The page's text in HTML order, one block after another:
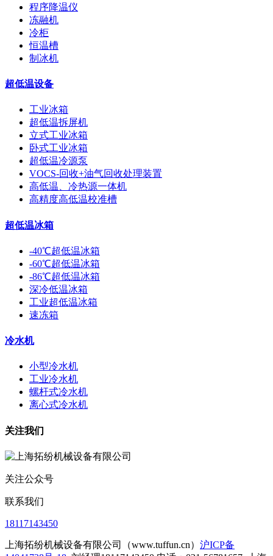
程序降温仪
冻融机
冷柜
恒温槽
制冰机
超低温设备
工业冰箱
超低温拆屏机
立式工业冰箱
卧式工业冰箱
超低温冷源泵
VOCS-回收+油气回收处理装置
高低温、冷热源一体机
高精度高低温校准槽
超低温冰箱
-40℃超低温冰箱
-60℃超低温冰箱
-86℃超低温冰箱
深冷低温冰箱
工业超低温冰箱
速冻箱
冷水机
小型冷水机
工业冷水机
螺杆式冷水机
离心式冷水机
关注我们
关注公众号
联系我们
18117143450
上海拓纷机械设备有限公司（www.tuffun.cn） 沪ICP备